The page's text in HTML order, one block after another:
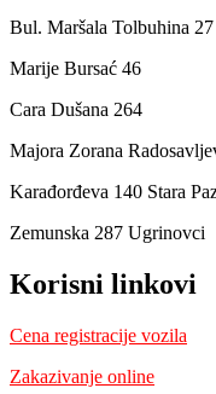
Bul. Maršala Tolbuhina 27
Marije Bursać 46
Cara Dušana 264
Majora Zorana
Karađorđeva 140 Stara
Zemunska 287 Ugrinovci
Korisni linkovi
Cena registracije vozila
Zakazivanje online